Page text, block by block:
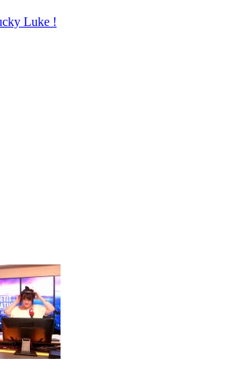
Luke !